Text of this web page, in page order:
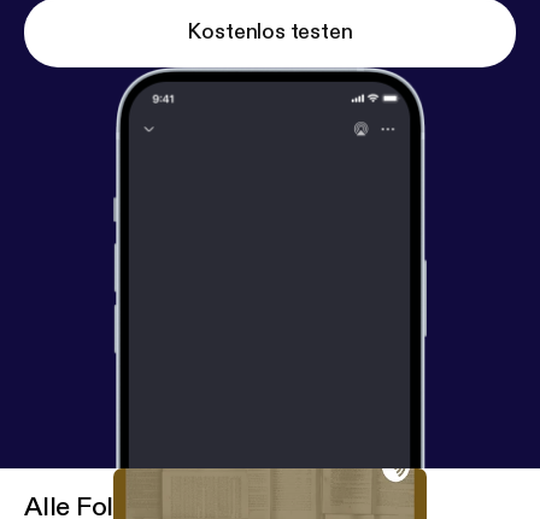
Kostenlos testen
Alle Folgen